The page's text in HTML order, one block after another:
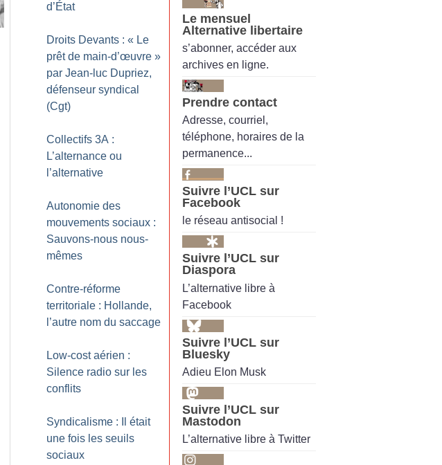
d’État
Droits Devants : « Le
prêt de main-d’œuvre »
par Jean-luc Dupriez,
défenseur syndical
(Cgt)
Collectifs 3A :
L’alternance ou
l’alternative
Autonomie des
mouvements sociaux :
Sauvons-nous nous-
mêmes
Contre-réforme
territoriale : Hollande,
l’autre nom du saccage
Low-cost aérien :
Silence radio sur les
conflits
Syndicalisme : Il était
une fois les seuils
sociaux
Le mensuel
Alternative libertaire
s’abonner, accéder aux
archives en ligne.
Prendre contact
Adresse, courriel,
téléphone, horaires de la
permanence...
Suivre l’UCL sur
Facebook
le réseau antisocial !
Suivre l’UCL sur
Diaspora
L’alternative libre à
Facebook
Suivre l’UCL sur
Bluesky
Adieu Elon Musk
Suivre l’UCL sur
Mastodon
L’alternative libre à Twitter